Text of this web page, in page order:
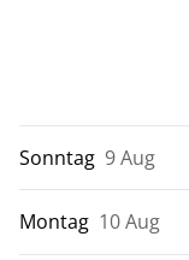
Sonntag 9 Aug
Montag 10 Aug